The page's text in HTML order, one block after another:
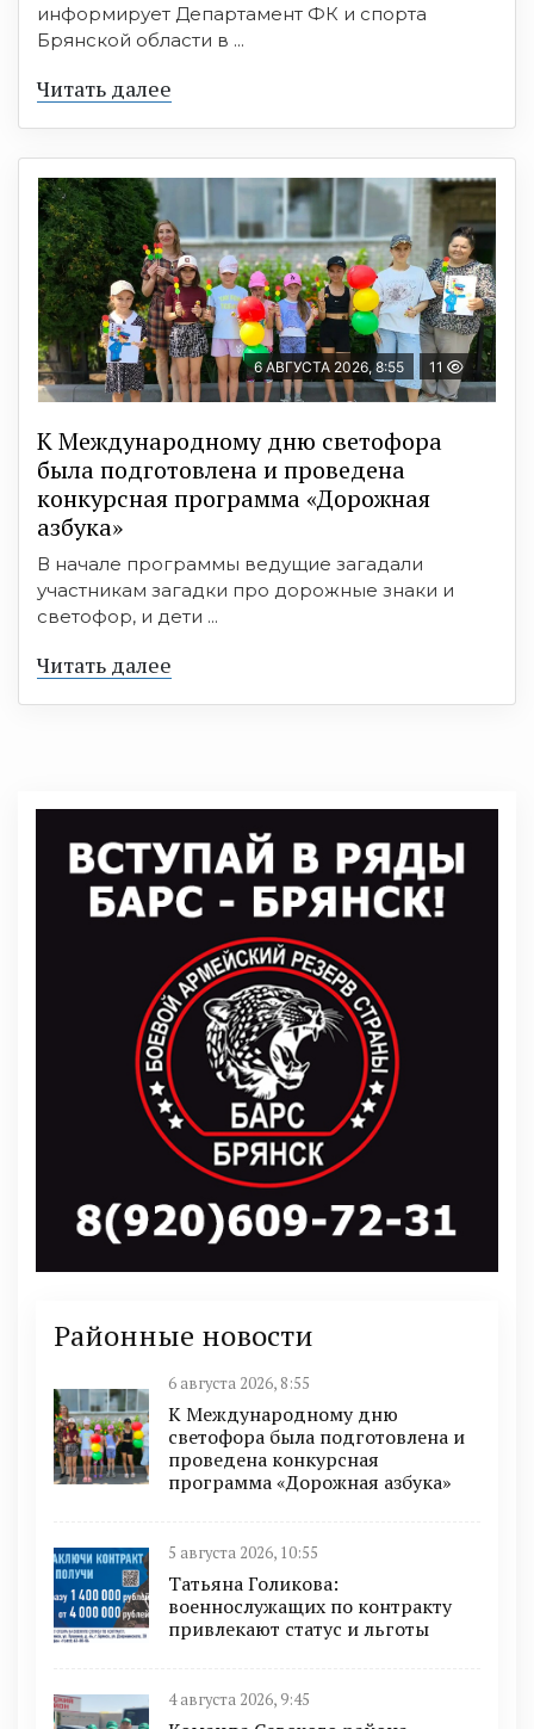
информирует Департамент ФК и спорта
Брянской области в ...
Читать далее
6 АВГУСТА 2026, 8:55 11
К Международному дню светофора
была подготовлена и проведена
конкурсная программа «Дорожная
азбука»
В начале программы ведущие загадали
участникам загадки про дорожные знаки и
светофор, и дети ...
Читать далее
Районные новости
6 августа 2026, 8:55
К Международному дню
светофора была подготовлена и
проведена конкурсная
программа «Дорожная азбука»
5 августа 2026, 10:55
Татьяна Голикова:
военнослужащих по контракту
привлекают статус и льготы
4 августа 2026, 9:45